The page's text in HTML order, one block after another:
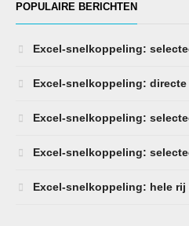
POPULAIRE BERICHTEN
Excel-snelkoppeling:
Excel-snelkoppeling:
Excel-snelkoppeling:
Excel-snelkoppeling:
Excel-snelkoppeling: hele rij